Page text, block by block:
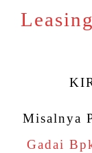
Misalnya
Gadai